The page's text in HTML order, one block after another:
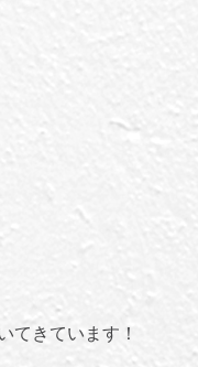
てきています！